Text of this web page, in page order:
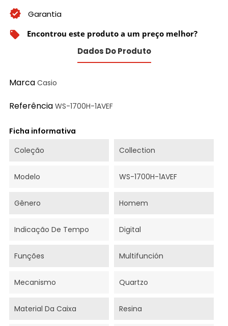
Garantia
local_offer Encontrou este produto a um preço melhor?
Dados Do Produto
Marca Casio
Referência WS-1700H-1AVEF
Ficha informativa
Coleção
Collection
Modelo WS-1700H-1AVEF
Gênero Homem
Indicação De Tempo Digital
Funções Multifunción
Mecanismo Quartzo
Material Da Caixa Resina